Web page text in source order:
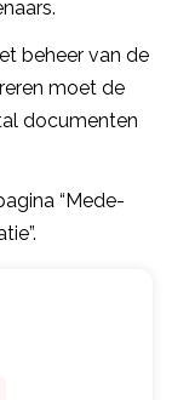
beheer van de
moet de
documenten
“Mede-